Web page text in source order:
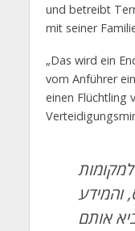
und betreibt
mit seiner
„Das wird ein
vom Anführer
einen Flüchtling
והמידע
אותם